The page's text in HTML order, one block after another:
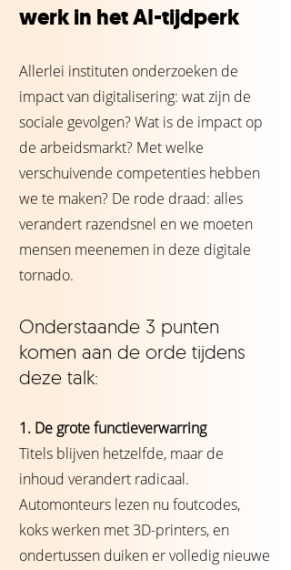
werk in het AI-tijdperk
Allerlei instituten onderzoeken de
impact van digitalisering: wat zijn de
sociale gevolgen? Wat is de impact op
de arbeidsmarkt? Met welke
verschuivende competenties hebben
we te maken? De rode draad: alles
verandert razendsnel en we moeten
mensen meenemen in deze digitale
tornado.
Onderstaande 3 punten
komen aan de orde tijdens
deze talk:
1. De grote functieverwarring
Titels blijven hetzelfde, maar de
inhoud verandert radicaal.
Automonteurs lezen nu foutcodes,
koks werken met 3D-printers, en
ondertussen duiken er volledig nieuwe